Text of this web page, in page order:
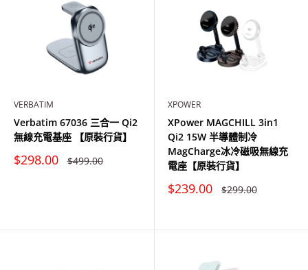
VERBATIM
Verbatim 67036 三合一 Qi2
無線充電基座 【原裝行貨】
特
$298.00 原
$499.00
XPOWER
XPower MAGCHILL 3in1
Qi2 15W 半導體制冷
MagCharge冰冷磁吸無線充
電座【原裝行貨】
特
$239.00 原
$299.00